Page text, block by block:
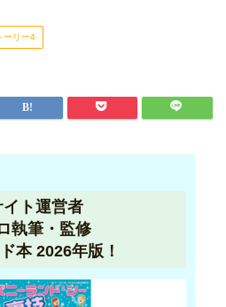
ーリー4
イト運営者
執筆・監修
本 2026年版！